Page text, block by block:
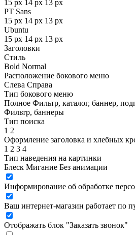
15 px 14 px 13 px
PT Sans
15 px 14 px 13 px
Ubuntu
15 px 14 px 13 px
Заголовки
Стиль
Bold Normal
Расположение бокового меню
Слева Справа
Тип бокового меню
Полное Фильтр, каталог, баннер,
Фильтр, баннеры
Тип поиска
1 2
Оформление заголовка и хлебных
1 2 3 4
Тип наведения на картинки
Блеск Мигание Без анимации
Информирование об обработке
Ваш интернет-магазин работает по
Отображать блок "Заказать звонок"